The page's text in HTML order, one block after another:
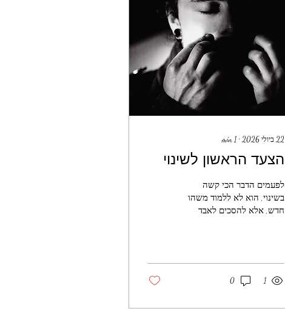
22 ביולי 2026 ∙
1
min
הצעד הראשון לשינוי
לפעמים הדבר הכי קשה
בשינוי, הוא לא ללמוד משהו
חדש, אלא להסכים לאבד
לשנות אמונה ישנות, לשחרר
דפוסים ישנים, ליצור זהות
חדשה. לא פעם אנחנו באמת
1
0